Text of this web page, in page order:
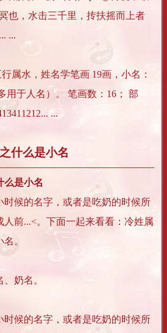
也，水击三千里，抟扶摇而上者
...
属水，姓名学笔画 19画，小名：
用于人名）。 笔画数：16； 部
...
什么是小名
么是小名
时候的名字，或者是吃奶的时候所
人前...<。下面一起来看看：冷姓属
。
奶名。
时候的名字，或者是吃奶的时候所